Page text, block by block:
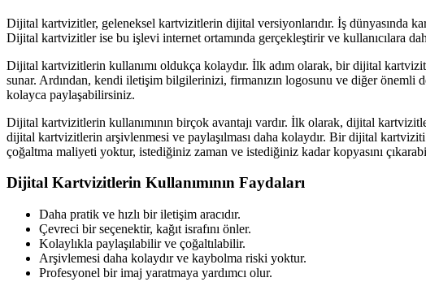
Dijital kartvizitler, geleneksel kartvizitlerin dijital versiyonlarıdır. İş dünyasında
Dijital kartvizitler ise bu işlevi internet ortamında gerçekleştirir ve kullanıcılara
Dijital kartvizitlerin kullanımı oldukça kolaydır. İlk adım olarak, bir dijital
sunar. Ardından, kendi iletişim bilgilerinizi, firmanızın logosunu ve diğer
kolayca paylaşabilirsiniz.
Dijital kartvizitlerin kullanımının birçok avantajı vardır. İlk olarak, dijital
dijital kartvizitlerin arşivlenmesi ve paylaşılması daha kolaydır. Bir dijital
çoğaltma maliyeti yoktur, istediğiniz zaman ve istediğiniz kadar kopyasını
Dijital Kartvizitlerin Kullanımının Faydaları
Daha pratik ve hızlı bir iletişim aracıdır.
Çevreci bir seçenektir, kağıt israfını önler.
Kolaylıkla paylaşılabilir ve çoğaltılabilir.
Arşivlemesi daha kolaydır ve kaybolma riski yoktur.
Profesyonel bir imaj yaratmaya yardımcı olur.